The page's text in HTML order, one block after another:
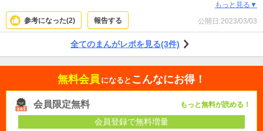
もっと見る▼
参考になった(2) 報告する 公開日:2023/03/03
全てのまんがレポを見る(3件)
無料会員 になると こんなにお得！
会員限定無料 もっと無料が読める！
会員登録で無料増量